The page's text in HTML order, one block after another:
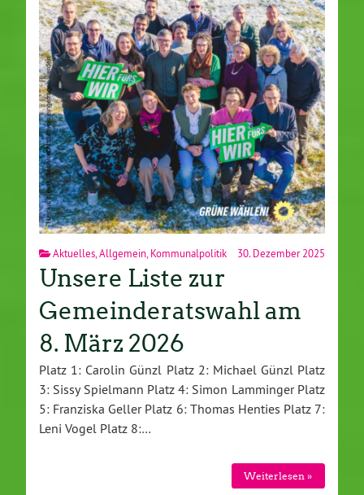
Aktuelles Allgemein Kommunalpolitik 30. Dezember 2025
Unsere Liste zur
Gemeinderatswahl am
8. März 2026
Platz 1: Carolin Günzl Platz 2: Michael Günzl Platz
3: Sissy Spielmann Platz 4: Simon Lamminger Platz
5: Franziska Geller Platz 6: Thomas Henties Platz 7:
Leni Vogel Platz 8:…
Weiterlesen »